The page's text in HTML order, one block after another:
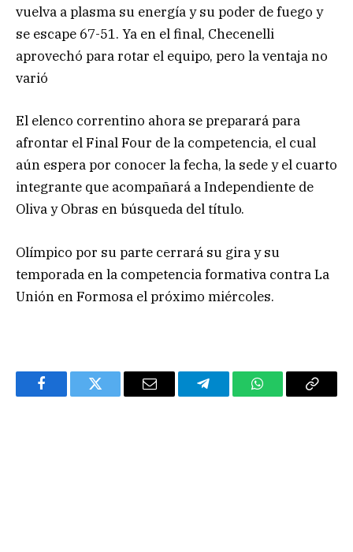
vuelva a plasma su energía y su poder de fuego y
se escape 67-51. Ya en el final, Checenelli
aprovechó para rotar el equipo, pero la ventaja no
varió
El elenco correntino ahora se preparará para
afrontar el Final Four de la competencia, el cual
aún espera por conocer la fecha, la sede y el cuarto
integrante que acompañará a Independiente de
Oliva y Obras en búsqueda del título.
Olímpico por su parte cerrará su gira y su
temporada en la competencia formativa contra La
Unión en Formosa el próximo miércoles.
FacebookTwitter Email TelegramWhatsAppCopy